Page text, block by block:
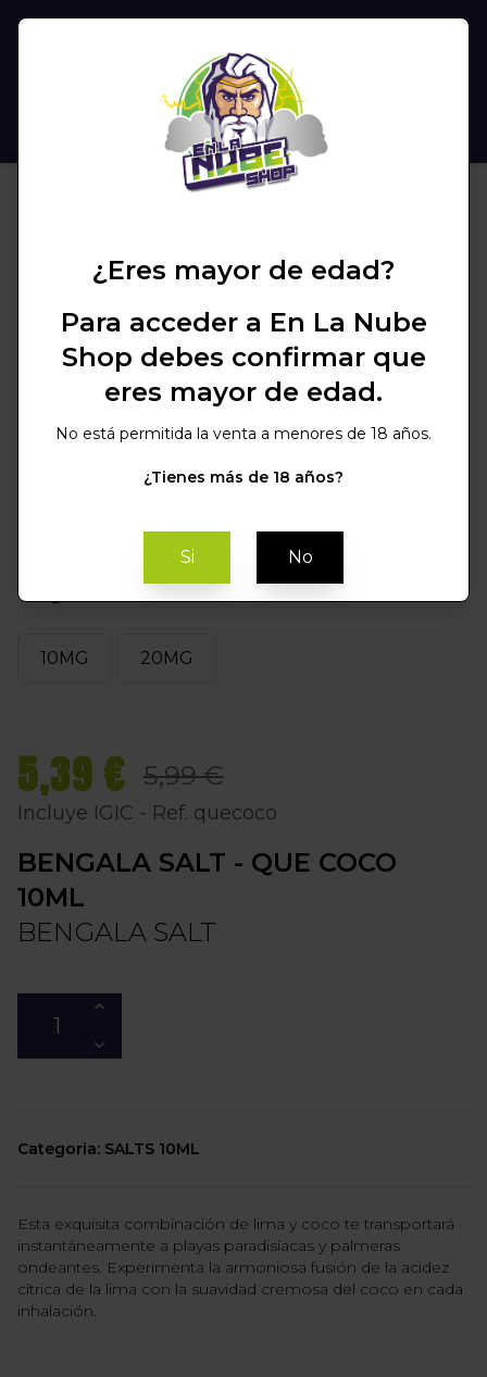
Elegir MG
10MG 20MG
5,39 € 5,99 €
Incluye IGIC - Ref. quecoco
BENGALA SALT - QUE COCO
10ML
BENGALA SALT
Categoria: SALTS 10ML
Esta exquisita combinación de lima y coco te transportará
instantáneamente a playas paradisíacas y palmeras
ondeantes. Experimenta la armoniosa fusión de la acidez
cítrica de la lima con la suavidad cremosa del coco en cada
inhalación.
¿Eres mayor de edad?
Para acceder a En La Nube
Shop debes confirmar que
eres mayor de edad.
No está permitida la venta a menores de 18 años.
¿Tienes más de 18 años?
Si No